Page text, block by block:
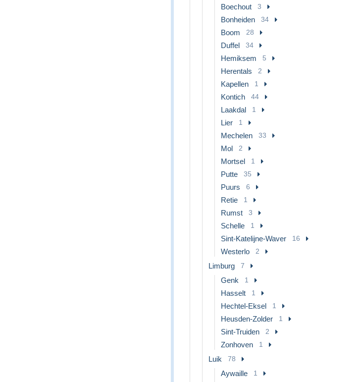
Boechout 3
Bonheiden 34
Boom 28
Duffel 34
Hemiksem 5
Herentals 2
Kapellen 1
Kontich 44
Laakdal 1
Lier 1
Mechelen 33
Mol 2
Mortsel 1
Putte 35
Puurs 6
Retie 1
Rumst 3
Schelle 1
Sint-Katelijne-Waver 16
Westerlo 2
Limburg 7
Genk 1
Hasselt 1
Hechtel-Eksel 1
Heusden-Zolder 1
Sint-Truiden 2
Zonhoven 1
Luik 78
Aywaille 1